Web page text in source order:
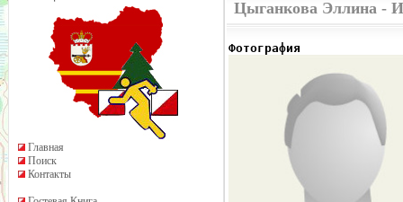
Главная
Поиск
Контакты
Цыганкова Эллина -
Фотография